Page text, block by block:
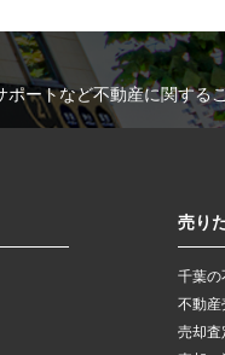
ートなど不動産に関する
売り
千葉の
不動産
売却査